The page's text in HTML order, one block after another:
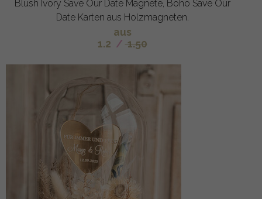
Blush Ivory Save Our Date Magnete, Boho Save Our
Date Karten aus Holzmagneten.
aus
1.2 / 1.50